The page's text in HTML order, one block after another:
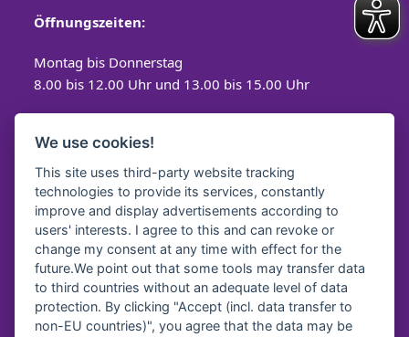
Öffnungszeiten:
Montag bis Donnerstag
8.00 bis 12.00 Uhr und 13.00 bis 15.00 Uhr
8.00 bis 12.00 Uhr
Spendenkonto
Diakonisches Werk Traunstein e.V.
Kreissparkasse Traunstein-Trostberg
IBAN:DE64 7105 2050 0040 7535 92
We use cookies!
This site uses third-party website tracking
technologies to provide its services, constantly
improve and display advertisements according to
users' interests. I agree to this and can revoke or
change my consent at any time with effect for the
future.We point out that some tools may transfer data
to third countries without an adequate level of data
protection. By clicking "Accept (incl. data transfer to
non-EU countries)", you agree that the data may be